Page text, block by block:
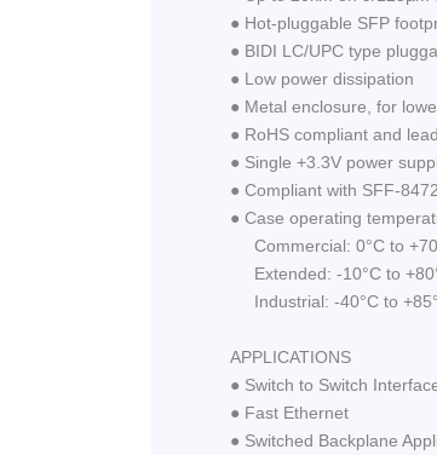
● Hot-pluggable SFP
● BIDI LC/UPC type
● Low power dissipation
● Metal enclosure, for
● RoHS compliant and
● Single +3.3V power
● Compliant with SFF-8472
● Case operating
Commercial: 0°C to
Extended: -10°C to
Industrial: -40°C to
APPLICATIONS
● Switch to Switch
● Fast Ethernet
● Switched Backplane